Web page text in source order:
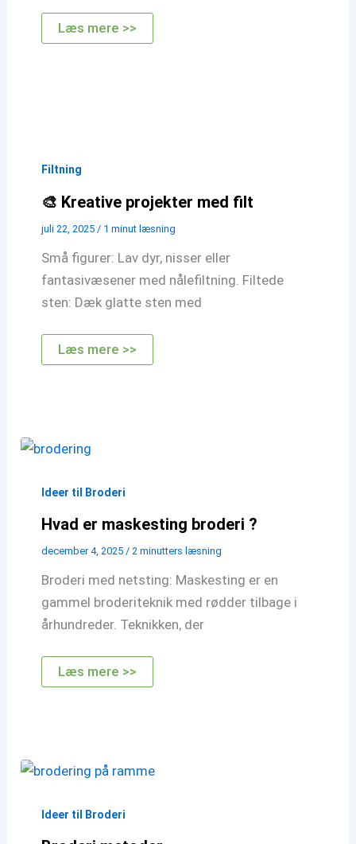
🐑
Trin-
(f.eks.
et
eller
nisse)
Læs mere >>
Filtning
🎨 Kreative projekter med filt
juli 22, 2025 / 1 minut læsning
Små figurer: Lav dyr, nisser eller
fantasivæsener med nålefiltning. Filtede
sten: Dæk glatte sten med
🎨
Kreative
Læs mere >>
Ideer til Broderi
Hvad er maskesting broderi ?
december 4, 2025 / 2 minutters læsning
Broderi med netsting: Maskesting er en
gammel broderiteknik med rødder tilbage i
århundreder. Teknikken, der
Hvad
er
Læs mere >>
Ideer til Broderi